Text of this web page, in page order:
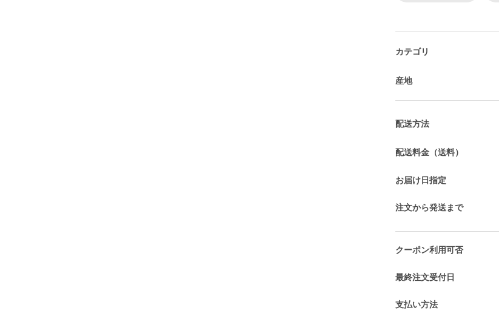
カテゴリ
産地
配送方法
配送料金（送料）
お届け日指定
注文から発送まで
クーポン利用可否
最終注文受付日
支払い方法